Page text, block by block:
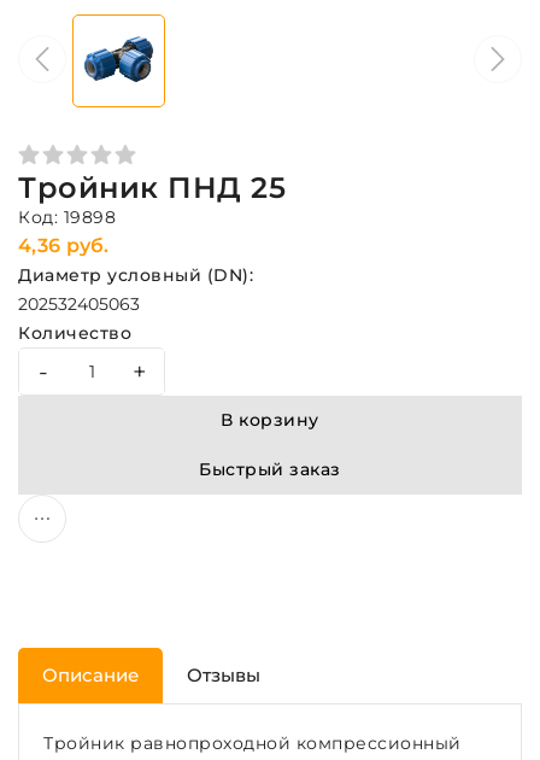
Тройник ПНД 25
Код: 19898
4,36 руб.
Диаметр условный (DN):
202532405063
Количество
- +
В корзину
Быстрый заказ
Описание Отзывы
Тройник равнопроходной компрессионный